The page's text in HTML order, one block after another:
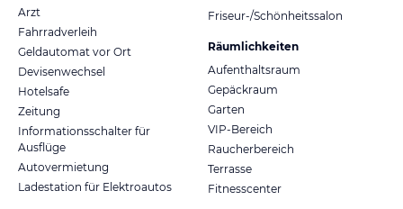
Arzt
Fahrradverleih
Geldautomat vor Ort
Devisenwechsel
Hotelsafe
Zeitung
Informationsschalter für
Ausflüge
Autovermietung
Ladestation für Elektroautos
Friseur-/Schönheitssalon
Räumlichkeiten
Aufenthaltsraum
Gepäckraum
Garten
VIP-Bereich
Raucherbereich
Terrasse
Fitnesscenter